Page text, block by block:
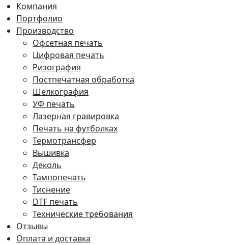
Компания
Портфолио
Производство
Офсетная печать
Цифровая печать
Ризография
Постпечатная обработка
Шелкография
УФ печать
Лазерная гравировка
Печать на футболках
Термотрансфер
Вышивка
Деколь
Тампопечать
Тиснение
DTF печать
Технические требования
Отзывы
Оплата и доставка